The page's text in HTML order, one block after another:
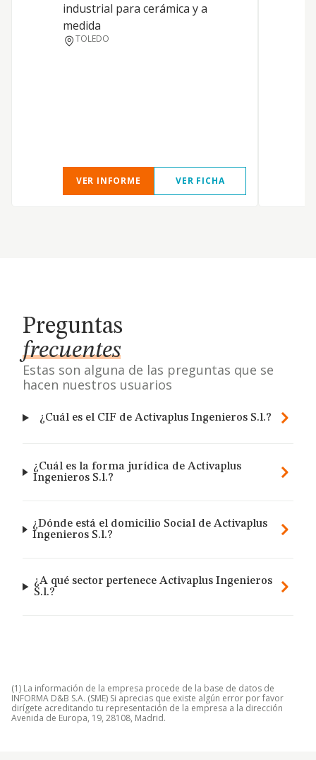
industrial para cerámica y a
medida
TOLEDO
VER INFORME VER FICHA
Preguntas
frecuentes
Estas son alguna de las preguntas que se
hacen nuestros usuarios
¿Cuál es el CIF de Activaplus Ingenieros S.l.?
¿Cuál es la forma jurídica de Activaplus
Ingenieros S.l.?
¿Dónde está el domicilio Social de Activaplus
Ingenieros S.l.?
¿A qué sector pertenece Activaplus Ingenieros
S.l.?
(1) La información de la empresa procede de la base de datos de
INFORMA D&B S.A. (SME) Si aprecias que existe algún error por favor
dirígete acreditando tu representación de la empresa a la dirección
Avenida de Europa, 19, 28108, Madrid.